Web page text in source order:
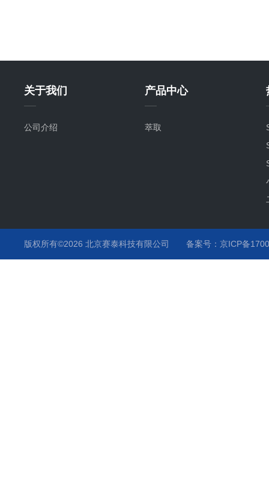
关于我们
公司介绍
产品中心
萃取
版权所有©2026 北京赛泰科技有限公司 备案号：京ICP备